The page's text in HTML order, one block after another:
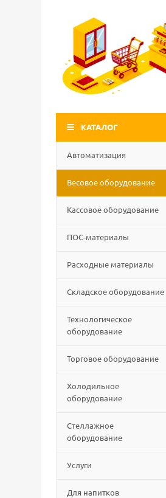
КАТАЛОГ
Автоматизация
Весовое оборудование
Кассовое оборудование
ПОС-материалы
Расходные материалы
Складское оборудование
Технологическое
оборудование
Торговое оборудование
Холодильное
оборудование
Стеллажное
оборудование
Услуги
Для напитков